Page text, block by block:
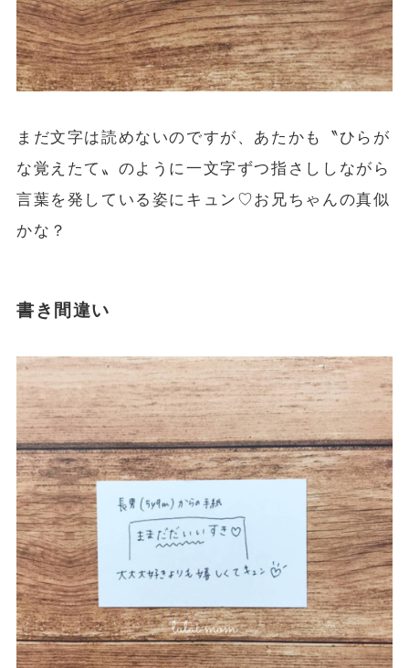
まだ文字は読めないのですが、あたかも〝ひらが
な覚えたて〟のように一文字ずつ指さししながら
言葉を発している姿にキュン♡お兄ちゃんの真似
かな？
書き間違い